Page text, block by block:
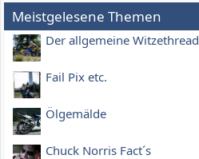
Meistgelesene Themen
Der allgemeine Witzethread
Fail Pix etc.
Ölgemälde
Chuck Norris Fact´s